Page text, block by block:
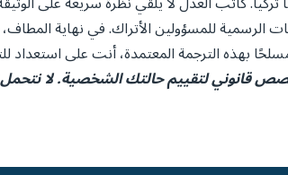
الرسمية للمسؤولين الأتراك. في نهاية
بهذه الترجمة المعتمدة، أنت على
قانوني لتقييم حالتك الشخصية. لا